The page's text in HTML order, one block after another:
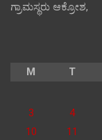
ಗ್ರಾಮಸ್ಥರು ಆಕ್ರೋಶ,
M
T
3
4
10
11